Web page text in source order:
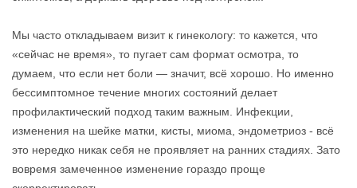
Мы часто откладываем визит к гинекологу: то кажется, что
«сейчас не время», то пугает сам формат осмотра, то
думаем, что если нет боли — значит, всё хорошо. Но именно
бессимптомное течение многих состояний делает
профилактический подход таким важным. Инфекции,
изменения на шейке матки, кисты, миома, эндометриоз - всё
это нередко никак себя не проявляет на ранних стадиях. Зато
вовремя замеченное изменение гораздо проще